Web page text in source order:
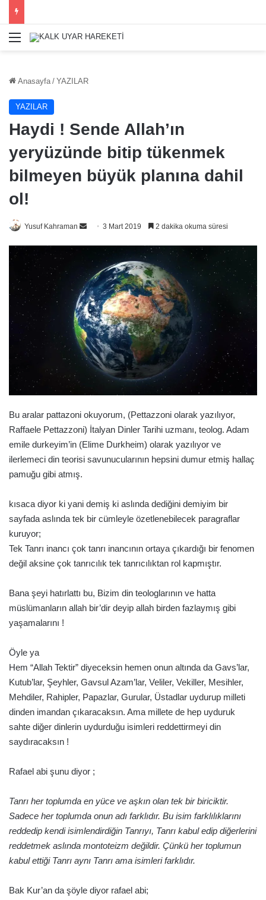
Menü
Anasayfa / YAZILAR
YAZILAR
Haydi ! Sende Allah’ın
yeryüzünde bitip tükenmek
bilmeyen büyük planına dahil
ol!
Yusuf Kahraman
Bir
posta
göndermek
3 Mart 2019 2 dakika okuma süresi
Bu aralar pattazoni okuyorum, (Pettazzoni olarak yazılıyor,
Raffaele Pettazzoni) İtalyan Dinler Tarihi uzmanı, teolog. Adam
emile durkeyim’in (Elime Durkheim) olarak yazılıyor ve
ilerlemeci din teorisi savunucularının hepsini dumur etmiş hallaç
pamuğu gibi atmış.
kısaca diyor ki yani demiş ki aslında dediğini demiyim bir
sayfada aslında tek bir cümleyle özetlenebilecek paragraflar
kuruyor;
Tek Tanrı inancı çok tanrı inancının ortaya çıkardığı bir fenomen
değil aksine çok tanrıcılık tek tanrıcılıktan rol kapmıştır.
Bana şeyi hatırlattı bu, Bizim din teologlarının ve hatta
müslümanların allah bir’dir deyip allah birden fazlaymış gibi
yaşamalarını !
Öyle ya
Hem “Allah Tektir” diyeceksin hemen onun altında da Gavs’lar,
Kutub’lar, Şeyhler, Gavsul Azam’lar, Veliler, Vekiller, Mesihler,
Mehdiler, Rahipler, Papazlar, Gurular, Üstadlar uydurup milleti
dinden imandan çıkaracaksın. Ama millete de hep uyduruk
sahte diğer dinlerin uydurduğu isimleri reddettirmeyi din
saydıracaksın !
Rafael abi şunu diyor ;
Tanrı her toplumda en yüce ve aşkın olan tek bir biriciktir.
Sadece her toplumda onun adı farklıdır. Bu isim farklılıklarını
reddedip kendi isimlendirdiğin Tanrıyı, Tanrı kabul edip diğerlerini
reddetmek aslında montoteizm değildir. Çünkü her toplumun
kabul ettiği Tanrı aynı Tanrı ama isimleri farklıdır.
Bak Kur’an da şöyle diyor rafael abi;